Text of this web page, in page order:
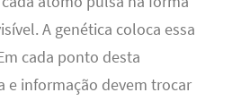
A genética coloca essa
cada ponto desta
e informação devem trocar